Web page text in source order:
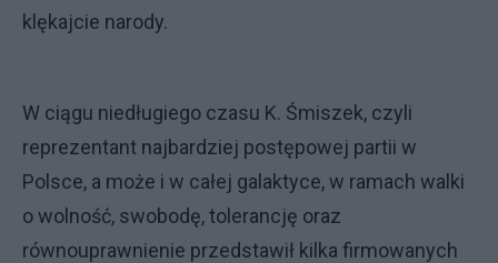
klękajcie narody.
W ciągu niedługiego czasu K. Śmiszek, czyli
reprezentant najbardziej postępowej partii w
Polsce, a może i w całej galaktyce, w ramach walki
o wolność, swobodę, tolerancję oraz
równouprawnienie przedstawił kilka firmowanych